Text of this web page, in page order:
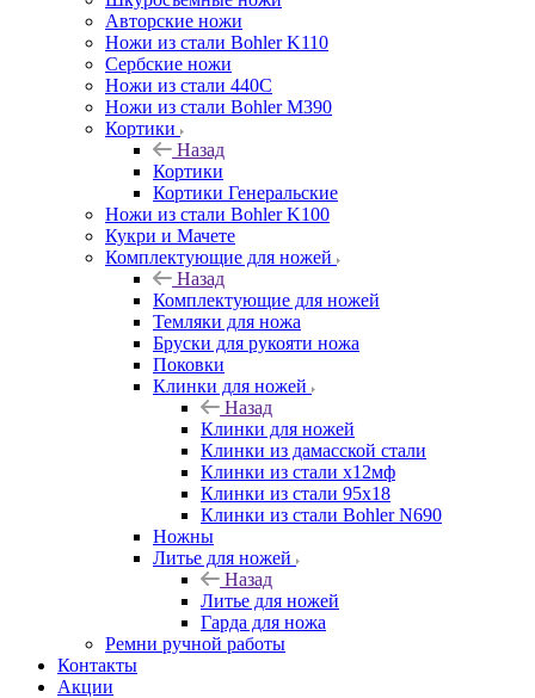
Авторские ножи
Ножи из стали Bohler K110
Сербские ножи
Ножи из стали 440С
Ножи из стали Bohler M390
Кортики
Назад
Кортики
Кортики Генеральские
Ножи из стали Bohler K100
Кукри и Мачете
Комплектующие для ножей
Назад
Комплектующие для ножей
Темляки для ножа
Бруски для рукояти ножа
Поковки
Клинки для ножей
Назад
Клинки для ножей
Клинки из дамасской стали
Клинки из стали х12мф
Клинки из стали 95х18
Клинки из стали Bohler N690
Ножны
Литье для ножей
Назад
Литье для ножей
Гарда для ножа
Ремни ручной работы
Контакты
Акции